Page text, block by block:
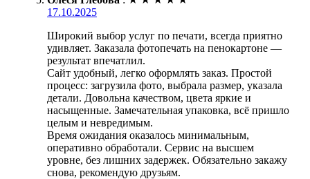
17.10.2025
Широкий выбор услуг по печати, всегда приятно
удивляет. Заказала фотопечать на пенокартоне —
результат впечатлил.
Сайт удобный, легко оформлять заказ. Простой
процесс: загрузила фото, выбрала размер, указала
детали. Довольна качеством, цвета яркие и
насыщенные. Замечательная упаковка, всё пришло
целым и невредимым.
Время ожидания оказалось минимальным,
оперативно обработали. Сервис на высшем
уровне, без лишних задержек. Обязательно закажу
снова, рекомендую друзьям.